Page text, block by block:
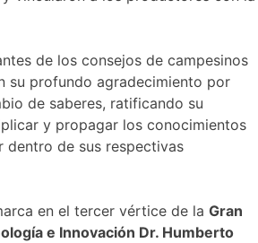
de los consejos de campesinos
su profundo agradecimiento por
de saberes, ratificando su
y propagar los conocimientos
dentro de sus respectivas
en el tercer vértice de la Gran
e Innovación Dr. Humberto